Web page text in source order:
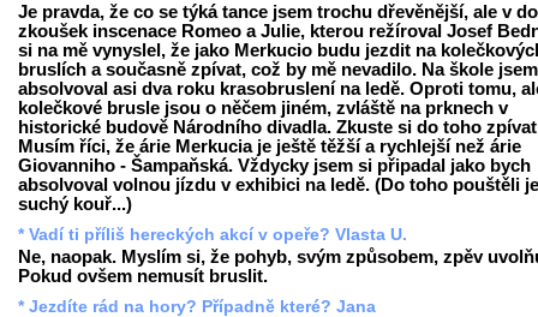
Je pravda, že co se týká tance jsem trochu dřevěnější, ale v
zkoušek inscenace Romeo a Julie, kterou režíroval Josef
si na mě vynyslel, že jako Merkucio budu jezdit na
bruslích a současně zpívat, což by mě nevadilo. Na škole jsem
absolvoval asi dva roku krasobruslení na ledě. Oproti tomu,
kolečkové brusle jsou o něčem jiném, zvláště na prknech v
historické budově Národního divadla. Zkuste si do toho
Musím říci, že árie Merkucia je ještě těžší a rychlejší než árie
Giovanniho - Šampaňská. Vždycky jsem si připadal jako bych
absolvoval volnou jízdu v exhibici na ledě. (Do toho pouštěli
suchý kouř...)
* Vadí ti příliš hereckých akcí v opeře? Vlasta U.
Ne, naopak. Myslím si, že pohyb, svým způsobem, zpěv
Pokud ovšem nemusít bruslit.
* Jezdíte rád na hory? Případně které? Jana